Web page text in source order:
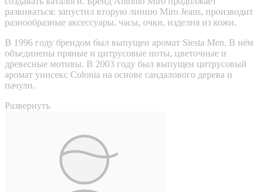
развиваться: запустил вторую линию Miro Jeans, производит
разнообразные аксессуары, часы, очки, изделия из кожи.
В 1996 году брендом был выпущен аромат Siesta Men. В нём
объединены пряные и цитрусовые ноты, цветочные и
древесные мотивы. В 2003 году был выпущен цитрусовый
аромат унисекс Colonia на основе сандалового дерева и
пачули.
Развернуть